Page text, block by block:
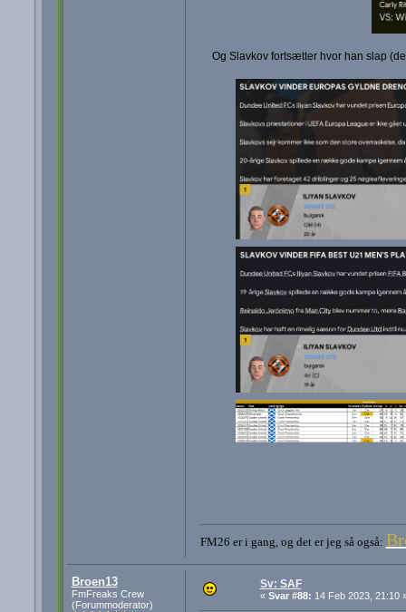
Og Slavkov fortsætter hvor han slap
FM26 er i gang, og det er jeg så også:
Broen13
FmFreaks Crew
(Forummoderator)
Sv: SAF
« Svar #88: 14 Feb 2023, 21:10